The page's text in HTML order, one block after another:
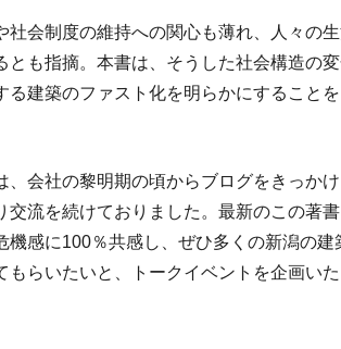
社会制度の維持への関心も薄れ、人々の
とも指摘。本書は、そうした社会構造の
る建築のファスト化を明らかにすること
、会社の黎明期の頃からブログをきっかけ
交流を続けておりました。最新のこの著
機感に100％共感し、ぜひ多くの新潟の建
もらいたいと、トークイベントを企画い